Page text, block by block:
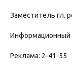
Заместитель гл.
Информационный
Реклама: 2-41-55